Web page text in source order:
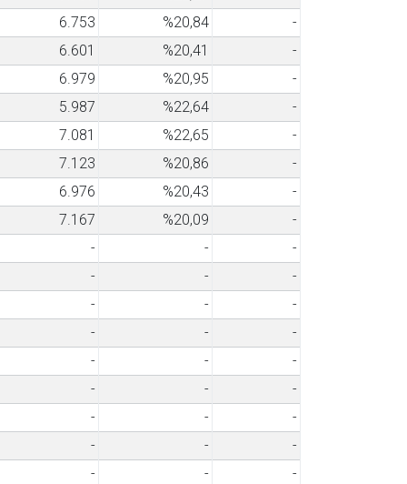
6.753 %20,84
-
6.601 %20,41
-
6.979 %20,95
-
5.987 %22,64
-
7.081 %22,65
-
7.123 %20,86
-
6.976 %20,43
-
7.167 %20,09
-
- -
-
- -
-
- -
-
- -
-
- -
-
- -
-
- -
-
- -
-
- -
-